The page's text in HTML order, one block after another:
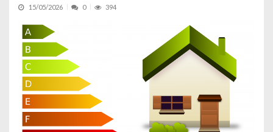
15/05/2026 0 394